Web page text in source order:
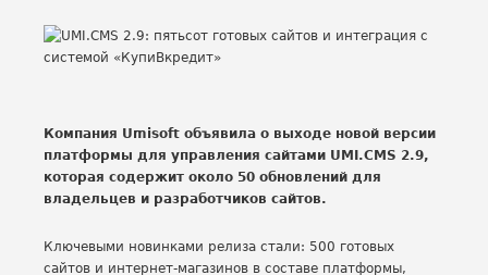
Компания Umisoft объявила о выходе новой версии
платформы для управления сайтами UMI.CMS 2.9,
которая содержит около 50 обновлений для
владельцев и разработчиков сайтов.
Ключевыми новинками релиза стали: 500 готовых
сайтов и интернет-магазинов в составе платформы,